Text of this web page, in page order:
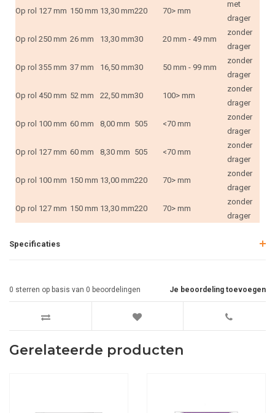
Op rol 127 mm 150 mm 13,30 mm220 70> mm
met
drager
Op rol 250 mm 26 mm 13,30 mm30 20 mm - 49 mm
zonder
drager
Op rol 355 mm 37 mm 16,50 mm30 50 mm - 99 mm
zonder
drager
Op rol 450 mm 52 mm 22,50 mm30 100> mm
zonder
drager
Op rol 100 mm 60 mm 8,00 mm 505 <70 mm
zonder
drager
Op rol 127 mm 60 mm 8,30 mm 505 <70 mm
zonder
drager
Op rol 100 mm 150 mm 13,00 mm220 70> mm
zonder
drager
Op rol 127 mm 150 mm 13,30 mm220 70> mm
zonder
drager
Specificaties
Je beoordeling toevoegen
0 sterren op basis van 0 beoordelingen
Gerelateerde producten